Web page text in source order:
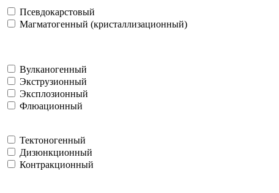
Псевдокарстовый
Магматогенный (кристаллизационный)
Вулканогенный
Экструзионный
Эксплозионный
Флюационный
Тектоногенный
Дизюнкционный
Контракционный